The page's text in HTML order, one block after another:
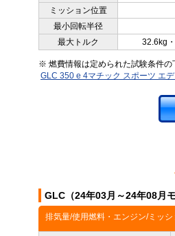
ミッション位置
最小回転半径
最大トルク
32.6kg
※ 燃費情報は定められた試験条件の
GLC 350 e 4マチック スポーツ エ
GLC（24年03月～24年08月
排気量/使用燃料・エンジン/ミッ